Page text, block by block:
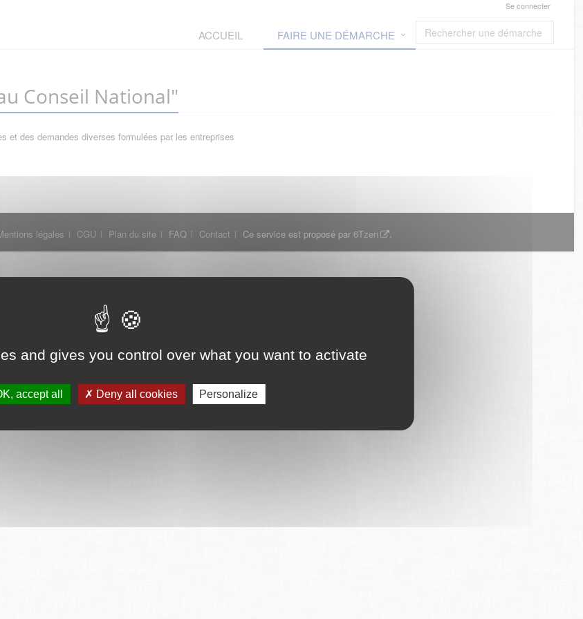
and gives you control over what you want to activate
accept all Deny all cookies Personalize
Se connecter
ACCUEIL FAIRE UNE DÉMARCHE
Conseil National"
et des demandes diverses formulées par les entreprises
légales CGU Plan du site FAQ Contact Ce service est proposé par 6Tzen .